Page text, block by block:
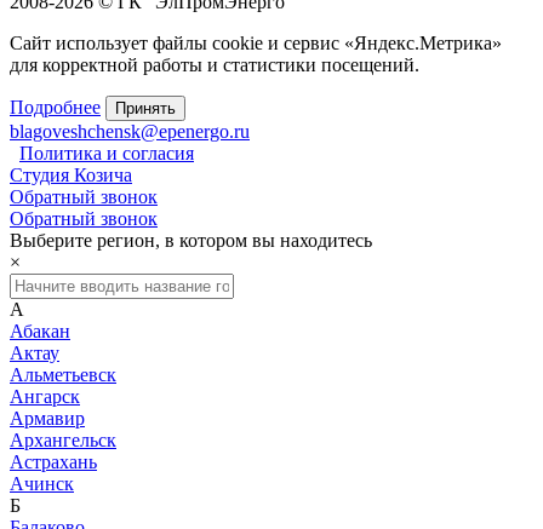
Сайт использует файлы cookie и сервис «Яндекс.Метрика»
для корректной работы и статистики посещений.
Подробнее Принять
blagoveshchensk@epenergo.ru
Политика и согласия
Студия Козича
Обратный звонок
Обратный звонок
Выберите регион, в котором вы находитесь
×
А
Абакан
Актау
Альметьевск
Ангарск
Армавир
Архангельск
Астрахань
Ачинск
Б